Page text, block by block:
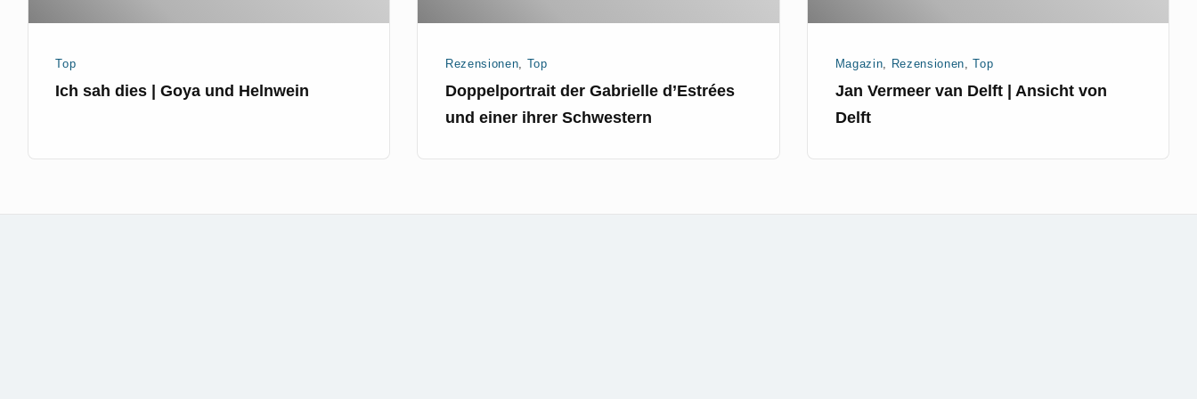
Top
Ich sah dies | Goya und Helnwein
Rezensionen, Top
Doppelportrait der Gabrielle d’Estrées
und einer ihrer Schwestern
Magazin, Rezensionen,Top
Jan Vermeer van Delft | Ansicht von
Delft